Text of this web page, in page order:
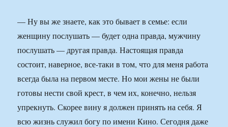
— Ну вы же знаете, как это бывает в семье: если
женщину послушать — будет одна правда, мужчину
послушать — другая правда. Настоящая правда
состоит, наверное, все-таки в том, что для меня работа
всегда была на первом месте. Но мои жены не были
готовы нести свой крест, в чем их, конечно, нельзя
упрекнуть. Скорее вину я должен принять на себя. Я
всю жизнь служил богу по имени Кино. Сегодня даже